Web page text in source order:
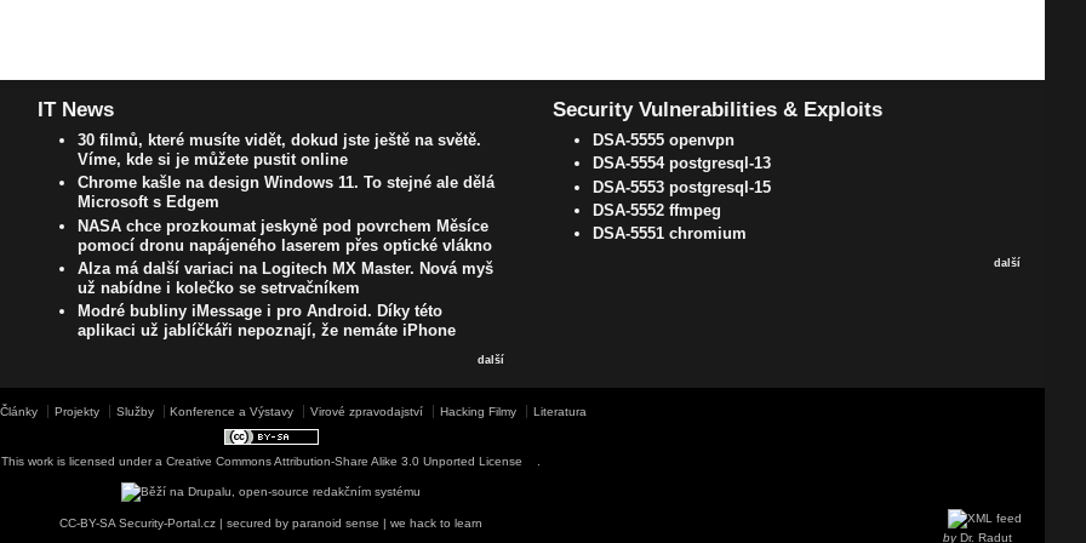
IT News
30 filmů, které musíte vidět, dokud jste ještě na světě.
Víme, kde si je můžete pustit online
Chrome kašle na design Windows 11. To stejné ale dělá
Microsoft s Edgem
NASA chce prozkoumat jeskyně pod povrchem Měsíce
pomocí dronu napájeného laserem přes optické vlákno
Alza má další variaci na Logitech MX Master. Nová myš
už nabídne i kolečko se setrvačníkem
Modré bubliny iMessage i pro Android. Díky této
aplikaci už jablíčkáři nepoznají, že nemáte iPhone
další
Security Vulnerabilities & Exploits
DSA-5555 openvpn
DSA-5554 postgresql-13
DSA-5553 postgresql-15
DSA-5552 ffmpeg
DSA-5551 chromium
další
Články Projekty Služby Konference a Výstavy Virové zpravodajství Hacking Filmy Literatura
This work is licensed under aCreative Commons Attribution-Share Alike 3.0 Unported License
CC-BY-SA Security-Portal.cz | secured by paranoid sense | we hack to learn
by Dr. Radut